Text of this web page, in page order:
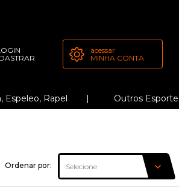
acessar
MINHA CONTA
Espeleo, Rapel Outros
Ordenar por: